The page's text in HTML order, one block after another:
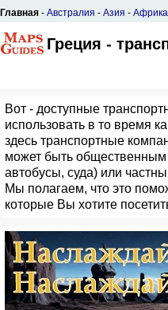
Главная - Австралия - Азия - Африка
Греция -
Вот - доступные
использовать в то время
здесь транспортные
может быть общественным
автобусы, суда) или
Мы полагаем, что это
которые Вы хотите